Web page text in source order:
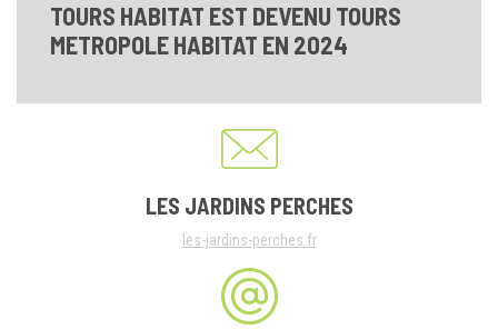
TOURS HABITAT EST DEVENU TOURS
METROPOLE HABITAT EN 2024
LES JARDINS PERCHES
les-jardins-perches.fr